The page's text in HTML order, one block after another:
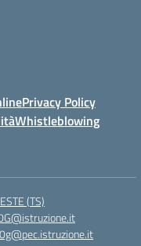
Privacy Policy
Whistleblowing
(TS)